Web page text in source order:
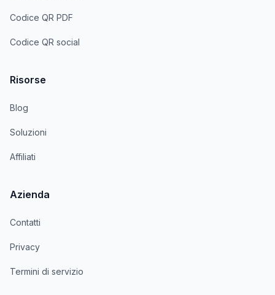
Codice QR PDF
Codice QR social
Risorse
Blog
Soluzioni
Affiliati
Azienda
Contatti
Privacy
Termini di servizio